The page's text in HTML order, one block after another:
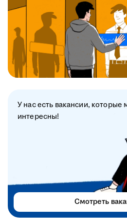
У нас есть вакансии, которые
интересны!
Смотреть